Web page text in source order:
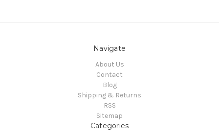
Navigate
About Us
Contact
Blog
Shipping & Returns
RSS
Sitemap
Categories